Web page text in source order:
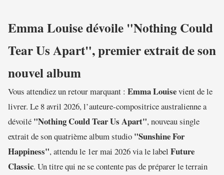
Emma Louise dévoile "Nothing Could
Tear Us Apart", premier extrait de son
nouvel album
Vous attendiez un retour marquant : Emma Louisevient de le
livrer. Le 8 avril 2026, l’auteure-compositrice australienne a
dévoilé "Nothing Could Tear Us Apart", nouveau single
extrait de son quatrième album studio "Sunshine For
Happiness", attendu le 1er mai 2026 via le label Future
Classic. Un titre qui ne se contente pas de préparer le terrain